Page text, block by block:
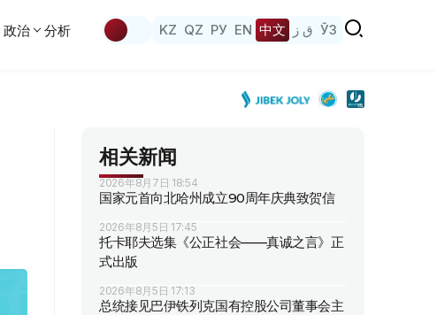
政治 分析 KZ QZ РУ EN 中文 ق ز ЎЗ
相关新闻
2026年8月7日 18:54
国家元首向北哈州成立90周年庆典致贺信
2026年8月5日 17:45
托卡耶夫选集《公正社会——真诚之言》正
式出版
2026年8月5日 17:13
总统接见巴伊铁列克国有控股公司董事会主